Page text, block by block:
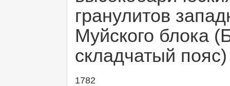
гранулитов
Муйского блока
складчатый пояс)
1782